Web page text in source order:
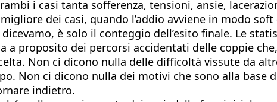
i casi tanta sofferenza, tensioni, ansie,
dei casi, quando l’addio avviene in modo
è solo il conteggio dell’esito finale. Le
a proposito dei percorsi accidentati delle coppie
Non ci dicono nulla delle difficoltà vissute da
Non ci dicono nulla dei motivi che sono alla
indietro.